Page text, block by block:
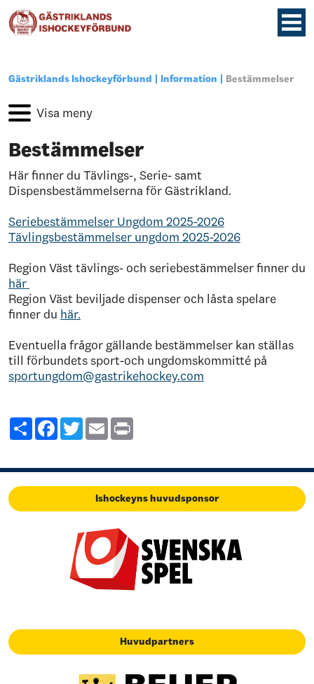
Gästriklands Ishockeyförbund Information Bestämmelser
Bestämmelser
Här finner du Tävlings-, Serie- samt
Dispensbestämmelserna för Gästrikland.
Seriebestämmelser Ungdom 2025-2026
Tävlingsbestämmelser ungdom 2025-2026
Region Väst tävlings- och seriebestämmelser finner du
här
Region Väst beviljade dispenser och låsta spelare
finner du här.
Eventuella frågor gällande bestämmelser kan ställas
till förbundets sport-och ungdomskommitté på
sportungdom@gastrikehockey.com
ShareFacebook
TwitterEmail
Ishockeyns huvudsponsor
Huvudpartners